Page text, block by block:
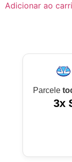
Adicionar ao
Parcele
3x